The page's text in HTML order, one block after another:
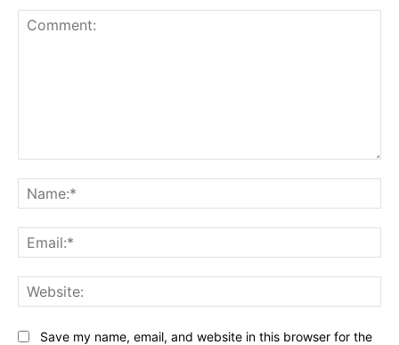
Save my name, email, and website in this browser for the